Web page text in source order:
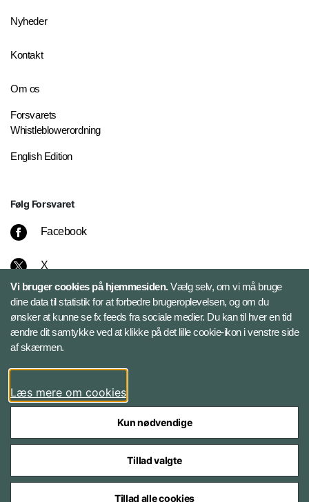
Nyheder
Kontakt
Om os
Forsvarets
Whistleblowerordning
English Edition
Følg Forsvaret
Facebook
X
Instagram
Bluesky
LinkedIn
Styrelser og myndigheder under Forsvarsministeriet
Vi bruger cookies på hjemmesiden.Vælg selv, om vi må bruge
dine data til statistik for at forbedre brugeroplevelsen, og om du
ønsker at kunne se fx feeds fra sociale medier. Du kan til hver en tid
ændre dit samtykke ved at klikke på det lille cookie-ikon i venstre side
af skærmen.
Læs mere om cookies
Kun nødvendige
Tillad valgte
Tillad alle cookies